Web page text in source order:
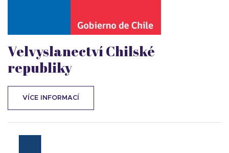
Velvyslanectví Chilské
republiky
VÍCE INFORMACÍ